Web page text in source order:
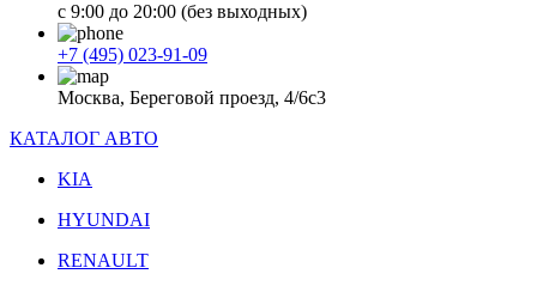
с 9:00 до 20:00 (без выходных)
+7 (495) 023-91-09
Москва, Береговой проезд, 4/6с3
КАТАЛОГ АВТО
KIA
HYUNDAI
RENAULT